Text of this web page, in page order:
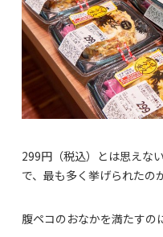
299円（税込）とは思えな
で、最も多く挙げられたの
腹ペコのおなかを満たすの